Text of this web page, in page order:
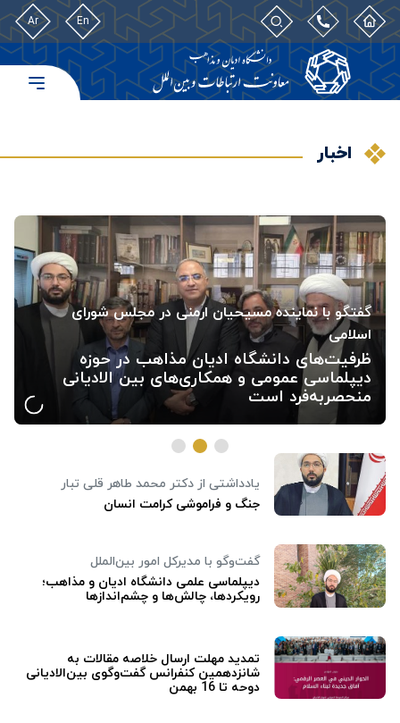
En
Ar
اخبار
گفتگو با نماینده مسیحیان ارمنی در مجلس شورای
اسلامی
ظرفیت‌های دانشگاه ادیان مذاهب در حوزه
دیپلماسی عمومی و همکاری‌های بین الادیانی
منحصربه‌فرد است
یادداشتی از دکتر محمد طاهر قلی تبار
جنگ و فراموشی کرامت انسان
گفت‌وگو با مدیرکل امور بین‌الملل
دیپلماسی علمی دانشگاه ادیان و مذاهب؛
رویکردها، چالش‌ها و چشم‌اندازها
تمدید مهلت ارسال خلاصه مقالات به
شانزدهمین کنفرانس گفت‌وگوی بین‌الادیانی
دوحه تا 16 بهمن